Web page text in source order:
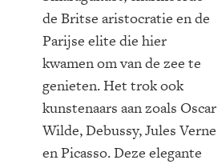
de Britse aristocratie en de
Parijse elite die hier
kwamen om van de zee te
genieten. Het trok ook
kunstenaars aan zoals Oscar
Wilde, Debussy, Jules Verne
en Picasso. Deze elegante